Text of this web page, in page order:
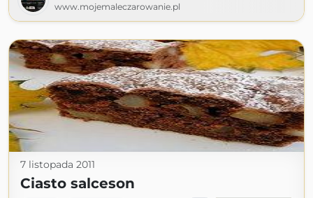
www.mojemaleczarowanie.pl
7 listopada 2011
Ciasto salceson